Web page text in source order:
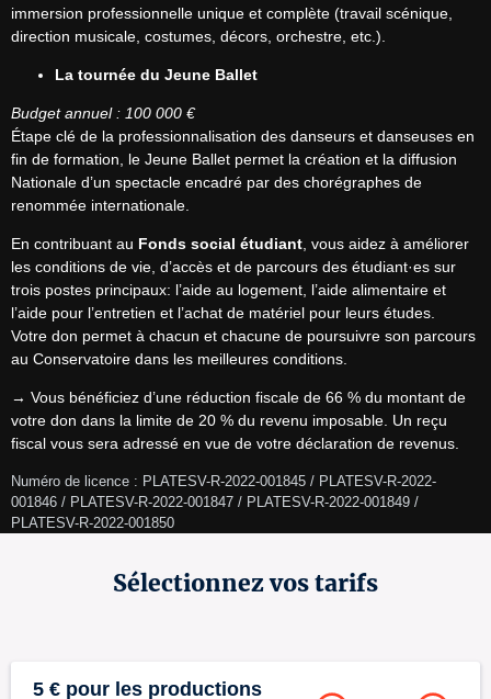
immersion professionnelle unique et complète (travail scénique,
direction musicale, costumes, décors, orchestre, etc.).
La tournée du Jeune Ballet
Budget annuel : 100 000 €
Étape clé de la professionnalisation des danseurs et danseuses en
fin de formation, le Jeune Ballet permet la création et la diffusion
Nationale d’un spectacle encadré par des chorégraphes de
renommée internationale.
En contribuant au Fonds social étudiant , vous aidez à améliorer
les conditions de vie, d’accès et de parcours des étudiant·es sur
trois postes principaux: l’aide au logement, l’aide alimentaire et
l’aide pour l’entretien et l’achat de matériel pour leurs études.
Votre don permet à chacun et chacune de poursuivre son parcours
au Conservatoire dans les meilleures conditions.
→ Vous bénéficiez d’une réduction fiscale de 66 % du montant de
votre don dans la limite de 20 % du revenu imposable. Un reçu
fiscal vous sera adressé en vue de votre déclaration de revenus.
Numéro de licence : PLATESV-R-2022-001845 / PLATESV-R-2022-
001846 / PLATESV-R-2022-001847 / PLATESV-R-2022-001849 /
PLATESV-R-2022-001850
Sélectionnez vos tarifs
5 € pour les productions